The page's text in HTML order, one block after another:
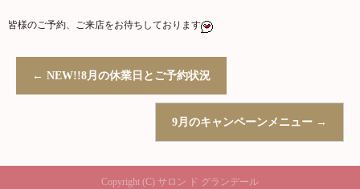
皆様のご予約、ご来店をお待ちしております
← NEW!!8月の休業日とご予約状況
9月のキャンペーンメニュー →
Copyright (C) サロン ド グランデール